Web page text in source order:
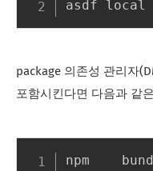
package 의존성 관리자
포함시킨다면 다음과 같
npm